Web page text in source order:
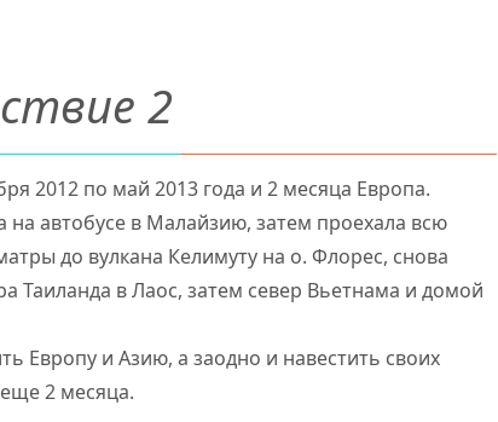
2
2012 по май 2013 года и 2 месяца Европа.
автобусе в Малайзию, затем проехала всю
до вулкана Келимуту на о. Флорес, снова
Таиланда в Лаос, затем север Вьетнама и домой
Европу и Азию, а заодно и навестить своих
2 месяца.